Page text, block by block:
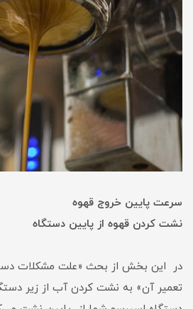
سرعت پایین خروج قهوه
نشت کردن قهوه از پایین دستگاه
در این بخش از بحث «علت مشکلات
تعمیر آن» به نشت کردن آب از زیر